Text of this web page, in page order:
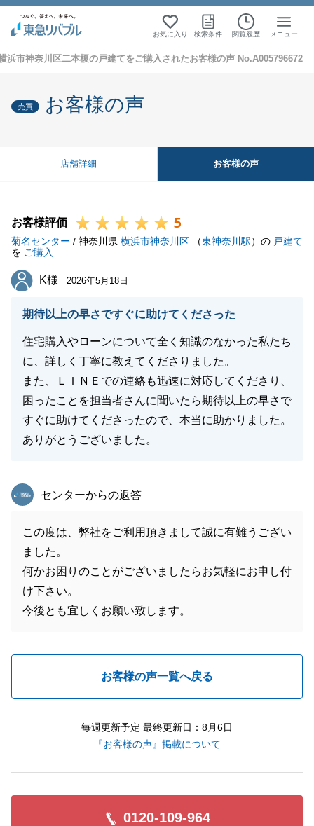
お気に入り 検索条件 閲覧履歴 メニュー
浜市神奈川区二本榎の戸建てをご購入されたお客様の声 No.A005796672
売買 お客様の声
店舗詳細 お客様の声
お客様評価 5
菊名センター / 神奈川県 横浜市神奈川区 （東神奈川駅）の 戸建て
を ご購入
K様
K様 2026年5月18日
期待以上の早さですぐに助けてくださった
住宅購入やローンについて全く知識のなかった私たち
に、詳しく丁寧に教えてくださりました。
また、ＬＩＮＥでの連絡も迅速に対応してくださり、
困ったことを担当者さんに聞いたら期待以上の早さで
すぐに助けてくださったので、本当に助かりました。
ありがとうございました。
東急リバブル
センターからの返答
この度は、弊社をご利用頂きまして誠に有難うござい
ました。
何かお困りのことがございましたらお気軽にお申し付
け下さい。
今後とも宜しくお願い致します。
お客様の声一覧へ戻る
毎週更新予定 最終更新日：8月6日
『お客様の声』掲載について
0120-109-964